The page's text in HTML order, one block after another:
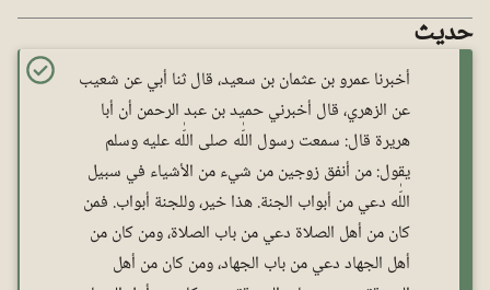
حدیث
أخبرنا عمرو بن عثمان بن سعيد، قال ثنا أبي عن شعيب
عن الزهري، قال أخبرني حميد بن عبد الرحمن أن أبا
هريرة قال: سمعت رسول اللّٰه صلى اللّٰه عليه وسلم
يقول: من أنفق زوجين من شيء من الأشياء في سبيل
اللّٰه دعي من أبواب الجنة. هذا خير، وللجنة أبواب. فمن
كان من أهل الصلاة دعي من باب الصلاة، ومن كان من
أهل الجهاد دعي من باب الجهاد، ومن كان من أهل